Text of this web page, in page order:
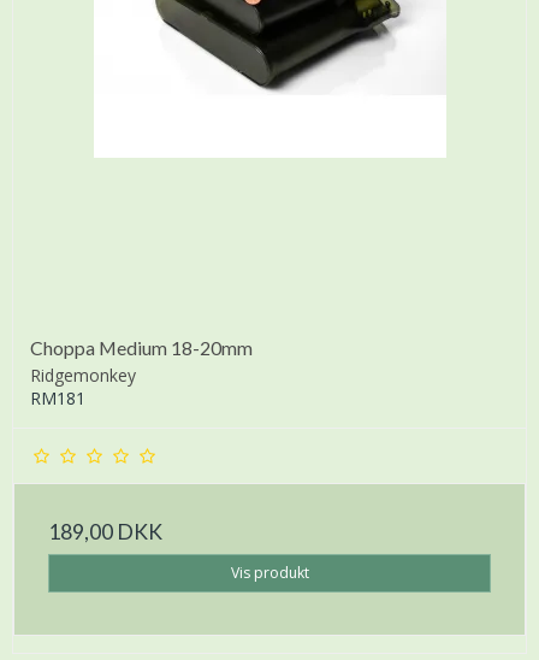
Choppa Medium 18-20mm
Ridgemonkey
RM181
189,00 DKK
Vis produkt